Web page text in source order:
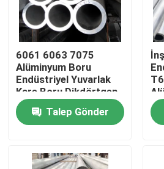
VİDEOLAR
Hakkımızda
Fabrika turu
6061 6063 7075
Alüminyum Boru
Endüstriyel Yuvarlak
Kare Boru Dikdörtgen
Eloksallı
Talep Gönder
İnç